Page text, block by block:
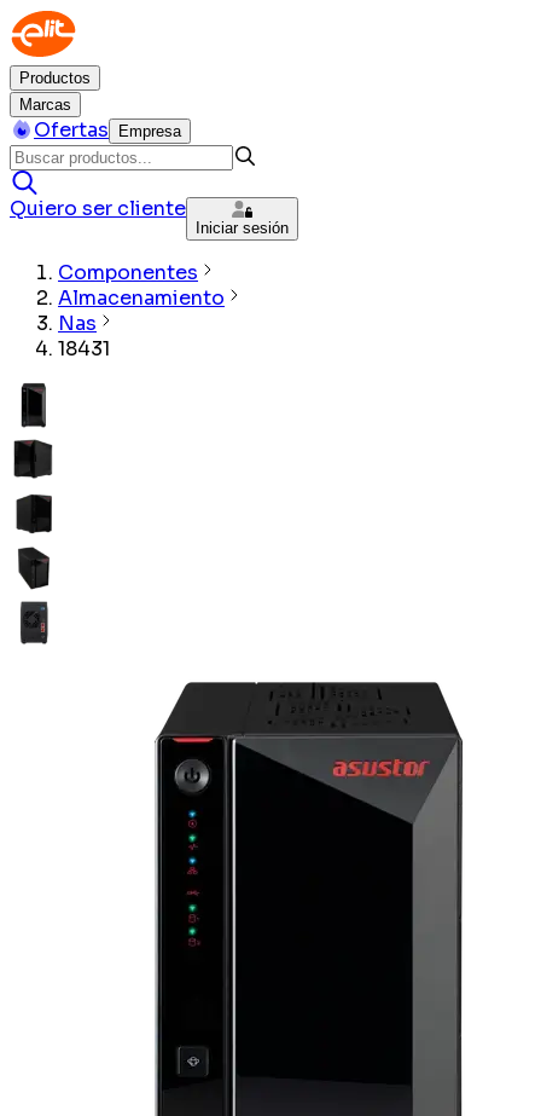
Productos
Marcas
Ofertas Empresa
Quiero ser cliente
Iniciar sesión
Componentes
Almacenamiento
Nas
18431